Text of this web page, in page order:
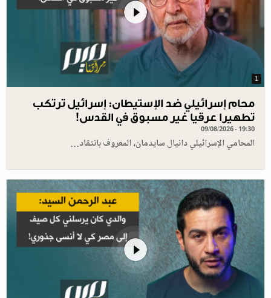
1
محام إسرائيلي ضد الإستيطان: إسرائيل ترتكب
تطهيرا عرقيا غير مسبوق في القدس!
09/08/2026 - 19:30
المحامي الإسرائيلي دانيال سايدمان، المعروف بانتقاد…